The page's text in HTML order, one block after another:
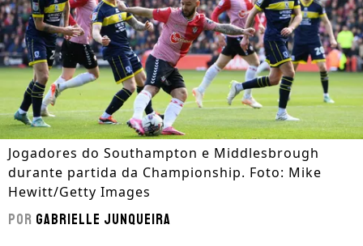
Jogadores do Southampton e Middlesbrough
durante partida da Championship. Foto: Mike
Hewitt/Getty Images
Por Gabrielle Junqueira